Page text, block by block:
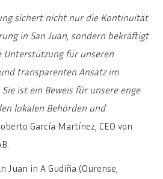
sichert nicht nur die Kontinuität
in San Juan, sondern bekräftigt
für unseren
transparenten Ansatz im
ist ein Beweis für unsere enge
lokalen Behörden und
García Martínez, CEO von
Juan in A Gudiña (Ourense,